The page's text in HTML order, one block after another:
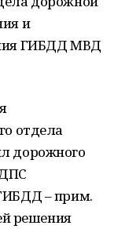
и
ГИБДД МВД
отдела
дорожного
– прим.
решения